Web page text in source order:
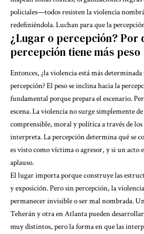
policiales—todos resisten la violencia
redefiniéndola. Luchan para que la
¿Lugar o percepción? Por
percepción tiene más peso
Entonces, ¿la violencia está más
percepción? El peso se inclina hacia la
fundamental porque prepara el escenario.
escena. La violencia no surge simplemente
comprensible, moral y política a través de los
interpreta. La percepción determina qué se
es visto como víctima o agresor, y si un acto
aplauso.
El lugar importa porque construye las
y exposición. Pero sin percepción, la
permanecer invisible o ser mal nombrada.
Teherán y otra en Atlanta pueden
muy distintos, pero la forma en que las